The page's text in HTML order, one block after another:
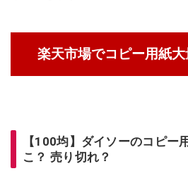
楽天市場でコピー用紙
【100均】ダイソーのコピー
こ？ 売り切れ？